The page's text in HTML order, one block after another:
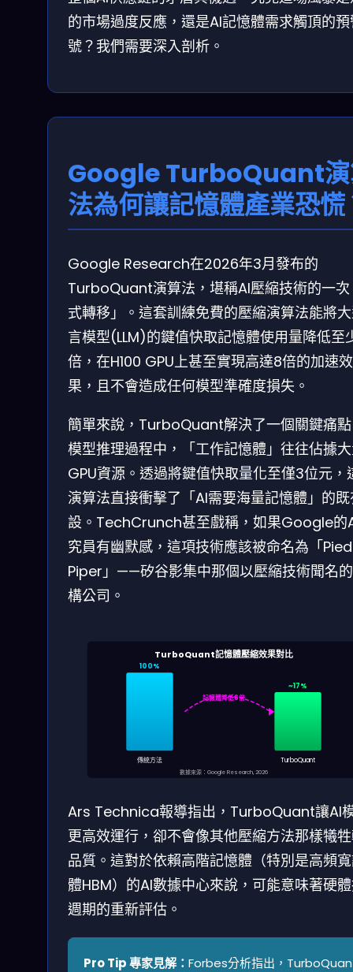
的市場過度反應，還是AI記憶體需求觸頂的
號？我們需要深入剖析。
Google TurboQuant
法為何讓記憶體產業恐慌
Google Research在2026年3月發布的
TurboQuant演算法，堪稱AI壓縮技術的一次
式轉移」。這套訓練免費的壓縮演算法能將
言模型(LLM)的鍵值快取記憶體使用量降低至
倍，在H100 GPU上甚至實現高達8倍的加速效
果，且不會造成任何模型準確度損失。
簡單來說，TurboQuant解決了一個關鍵痛
模型推理過程中，「工作記憶體」往往佔據
GPU資源。透過將鍵值快取量化至僅3位元，
演算法直接衝擊了「AI需要海量記憶體」的
設。TechCrunch甚至戲稱，如果Google的
究員有幽默感，這項技術應該被命名為「Pied
Piper」——矽谷影集中那個以壓縮技術聞名
構公司。
TurboQuant記憶體壓縮效果對比
傳統方法
100%
TurboQuant
~17%
記憶體降低6倍
數據來源：Google Research, 2026
Ars Technica報導指出，TurboQuant讓AI
更高效運行，卻不會像其他壓縮方法那樣犧
品質。這對於依賴高階記憶體（特別是高頻
體HBM）的AI數據中心來說，可能意味著硬
週期的重新評估。
Pro Tip 專家見解： Forbes分析指出，